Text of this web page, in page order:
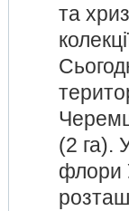
та
(2 га).
флори